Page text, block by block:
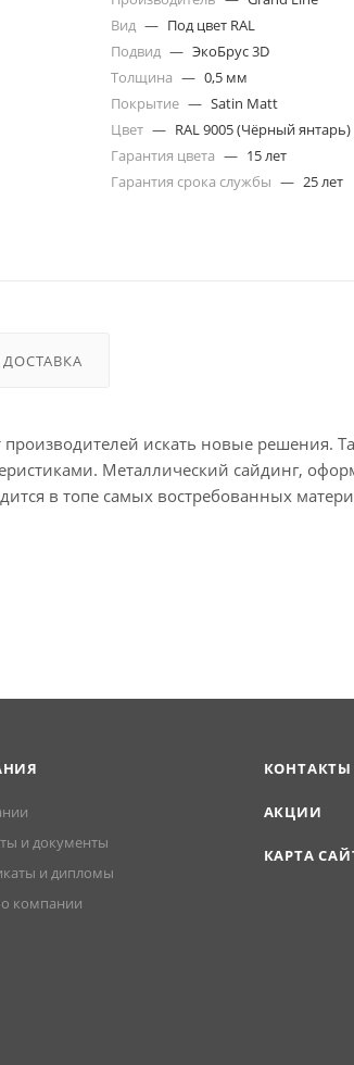
Вид — Под цвет RAL
Подвид — ЭкоБрус 3D
Толщина — 0,5 мм
Покрытие — Satin Matt
Цвет — RAL 9005 (Чёрный янтарь)
Гарантия цвета — 15 лет
Гарантия срока службы — 25 лет
ДОСТАВКА
искать новые решения.
Металлический сайдинг,
в топе самых востребованных
факторам среды. При толщине у материла
и документы
и дипломы
компании
КОНТАКТЫ
АКЦИИ
КАРТА